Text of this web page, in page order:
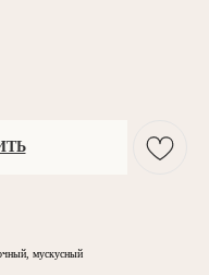
мускусный